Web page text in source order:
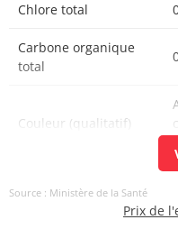
Chlore total
Carbone organique
total
Couleur (qualitatif)
/100ml-MS
Source : Ministère de la Santé
Prix de